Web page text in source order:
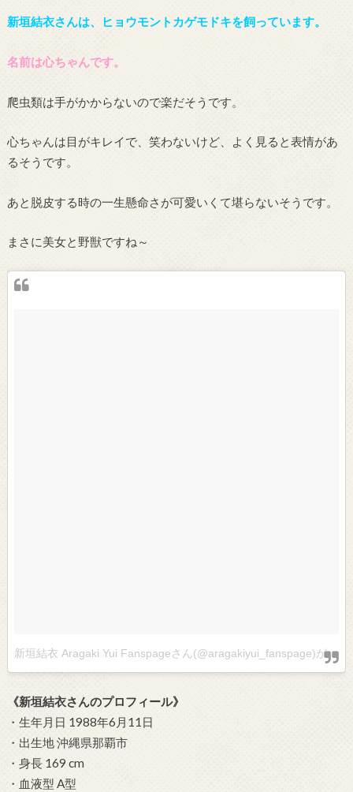
新垣結衣さんは、ヒョウモントカゲモドキを飼っています。
名前は心ちゃんです。
爬虫類は手がかからないので楽だそうです。
心ちゃんは目がキレイで、笑わないけど、よく見ると表情があ
るそうです。
あと脱皮する時の一生懸命さが可愛いくて堪らないそうです。
まさに美女と野獣ですね～
新垣結衣 Aragaki Yui Fanspageさん(@aragakiyui_fanspage)がシェアした投稿
《新垣結衣さんのプロフィール》
・生年月日 1988年6月11日
・出生地 沖縄県那覇市
・身長 169 cm
・血液型 A型